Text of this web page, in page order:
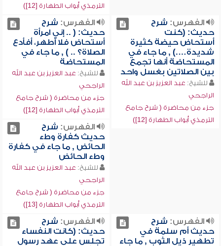
الترمذي أبواب الطهارة [12])
الفهرس: شرح
حديث: (كنت
أستحاض حيضة كثيرة
شديدة….) , ما جاء في
المستحاضة أنها تجمع
بين الصلاتين بغسل واحد
للشيخ: عبد العزيز بن عبد الله
الراجحي
جزء من محاضرة ( شرح جامع
الترمذي أبواب الطهارة [12])
الفهرس: شرح
حديث: ( .. إني امرأة
أستحاض فلا أطهر، أفأدع
الصلاة؟ .. ) , ما جاء في
المستحاضة
للشيخ: عبد العزيز بن عبد الله
الراجحي
جزء من محاضرة ( شرح جامع
الترمذي أبواب الطهارة [12])
الفهرس: شرح
حديث كفارة وطء
الحائض , ما جاء في كفارة
وطء الحائض
للشيخ: عبد العزيز بن عبد الله
الراجحي
جزء من محاضرة ( شرح جامع
الترمذي أبواب الطهارة [13])
الفهرس: شرح
حديث أم سلمة في
تطهير ذيل الثوب , ما جاء
الفهرس: شرح
حديث: (كانت النفساء
تجلس على عهد رسول